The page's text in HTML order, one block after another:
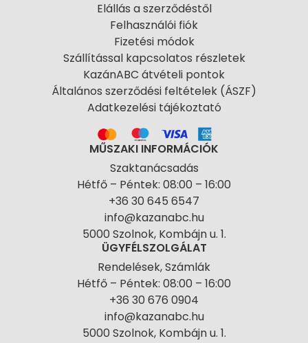
Elállás a szerződéstől
Felhasználói fiók
Fizetési módok
Szállítással kapcsolatos részletek
KazánABC átvételi pontok
Általános szerződési feltételek (ÁSZF)
Adatkezelési tájékoztató
MŰSZAKI INFORMÁCIÓK
Szaktanácsadás
Hétfő – Péntek: 08:00 – 16:00
+36 30 645 6547
info@kazanabc.hu
5000 Szolnok, Kombájn u. 1.
ÜGYFÉLSZOLGÁLAT
Rendelések, Számlák
Hétfő – Péntek: 08:00 – 16:00
+36 30 676 0904
info@kazanabc.hu
5000 Szolnok, Kombájn u. 1.